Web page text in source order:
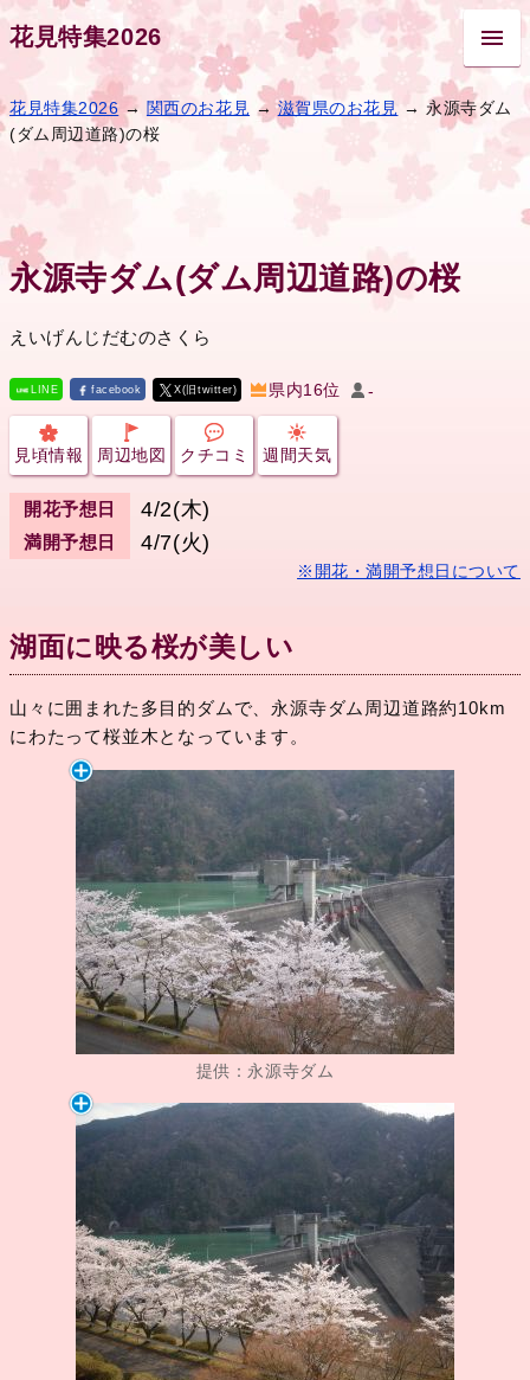
花見特集2026
花見特集2026 → 関西のお花見 →滋賀県のお花見 → 永源寺ダム
(ダム周辺道路)の桜
永源寺ダム(ダム周辺道路)の桜
えいげんじだむのさくら
LINE facebook X(旧twitter) 県内16位 -
見頃情報 周辺地図 クチコミ 週間天気
開花予想日 4/2(木)
満開予想日 4/7(火)
※開花・満開予想日について
湖面に映る桜が美しい
山々に囲まれた多目的ダムで、永源寺ダム周辺道路約10km
にわたって桜並木となっています。
提供：永源寺ダム